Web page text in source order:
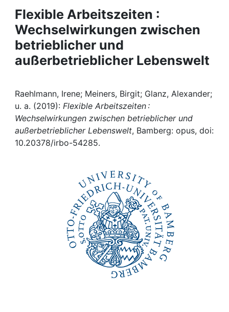
Projects
People
Institutions
Awards
My FIS
Help
Flexible Arbeitszeiten :
Wechselwirkungen zwischen
betrieblicher und
außerbetrieblicher Lebenswelt
Raehlmann, Irene; Meiners, Birgit; Glanz, Alexander;
u. a. (2019): Flexible Arbeitszeiten :
Wechselwirkungen zwischen betrieblicher und
außerbetrieblicher Lebenswelt, Bamberg: opus, doi:
10.20378/irbo-54285.